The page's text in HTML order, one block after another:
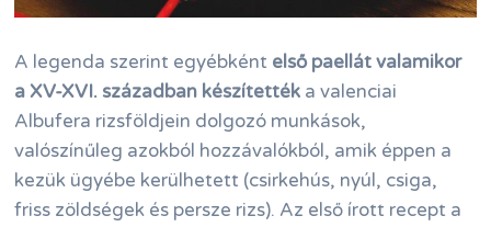
A legenda szerint egyébként első paellát valamikor
a XV-XVI. században készítették a valenciai
Albufera rizsföldjein dolgozó munkások,
valószínűleg azokból hozzávalókból, amik éppen a
kezük ügyébe kerülhetett (csirkehús, nyúl, csiga,
friss zöldségek és persze rizs). Az első írott recept a